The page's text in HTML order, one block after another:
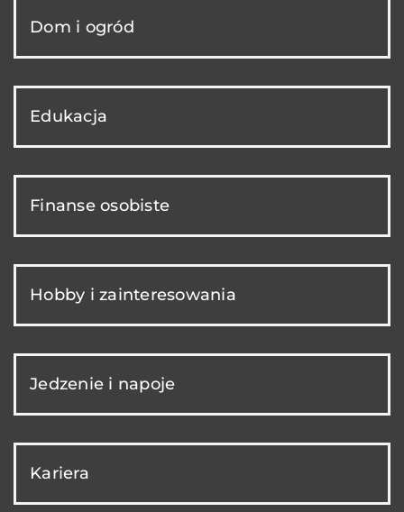
Dom i ogród
Edukacja
Finanse osobiste
Hobby i zainteresowania
Jedzenie i napoje
Kariera